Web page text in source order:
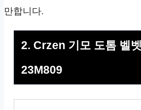
만합니다.
2. Crzen 기모 도톰 벨
23M809